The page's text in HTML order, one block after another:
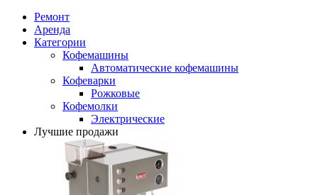
Ремонт
Аренда
Категории
Кофемашины
Автоматические кофемашины
Кофеварки
Рожковые
Кофемолки
Электрические
Лучшие продажи